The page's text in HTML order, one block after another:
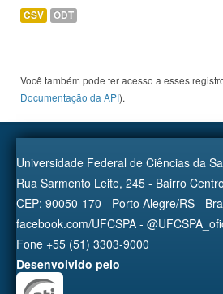
CSV ODT
Você também pode ter acesso a esses
Documentação da API).
Universidade Federal de Ciências da
Rua Sarmento Leite, 245 - Bairro
CEP: 90050-170 - Porto Alegre/RS -
facebook.com/UFCSPA -
Fone +55 (51) 3303-9000
Desenvolvido pelo